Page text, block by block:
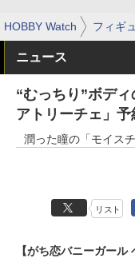
HOBBY Watch フィギ
ニュース
“むっちり”ボデ
アトリーチェ」予
潤った瞳の「モイス
リスト
【がち恋バニーガール